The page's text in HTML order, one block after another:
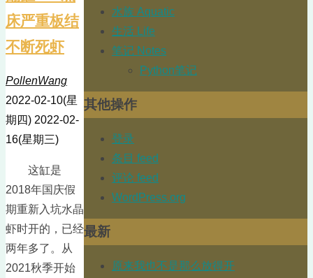
床严重板结
不断死虾
PollenWang
2022-02-10(星
期四) 2022-02-
16(星期三)
这缸是
2018年国庆假
期重新入坑水晶
虾时开的，已经
两年多了。从
2021秋季开始
水族 Aquatic
生活 Life
笔记 Notes
Python笔记
其他操作
登录
条目 feed
评论 feed
WordPress.org
最新
原来我也不是那么放得开